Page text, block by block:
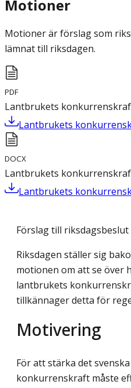
Motioner
Motioner är förslag som
lämnat till riksdagen.
PDF
Lantbrukets
Lantbrukets
DOCX
Lantbrukets
Lantbrukets
Förslag till riksdagsbeslut
Riksdagen ställer sig
motionen om att se över
lantbrukets
tillkännager detta för
Motivering
För att stärka det
konkurrenskraft måste